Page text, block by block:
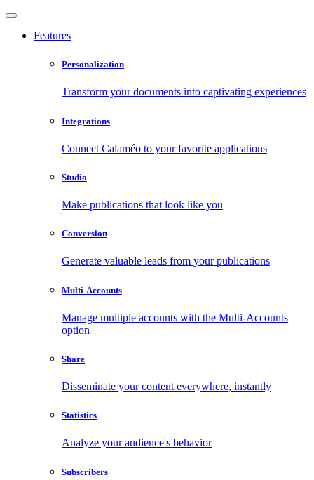
Features
Personalization
Transform your documents into captivating experiences
Integrations
Connect Calaméo to your favorite applications
Studio
Make publications that look like you
Conversion
Generate valuable leads from your publications
Multi-Accounts
Manage multiple accounts with the Multi-Accounts
option
Share
Disseminate your content everywhere, instantly
Statistics
Analyze your audience's behavior
Subscribers